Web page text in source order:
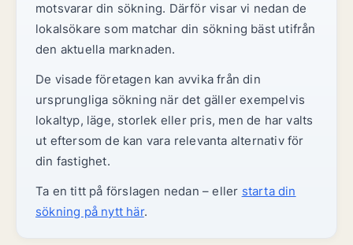
motsvarar din sökning. Därför visar vi nedan de
lokalsökare som matchar din sökning bäst utifrån
den aktuella marknaden.
De visade företagen kan avvika från din
ursprungliga sökning när det gäller exempelvis
lokaltyp, läge, storlek eller pris, men de har valts
ut eftersom de kan vara relevanta alternativ för
din fastighet.
Ta en titt på förslagen nedan – eller starta din
sökning på nytt här.